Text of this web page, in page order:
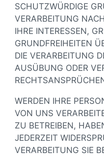
SCHUTZWÜRDIGE
VERARBEITUNG
IHRE INTERESSEN,
GRUNDFREIHEITEN
DIE VERARBEITUNG
AUSÜBUNG ODER
WERDEN IHRE
VON UNS
ZU BETREIBEN,
JEDERZEIT
VERARBEITUNG SIE